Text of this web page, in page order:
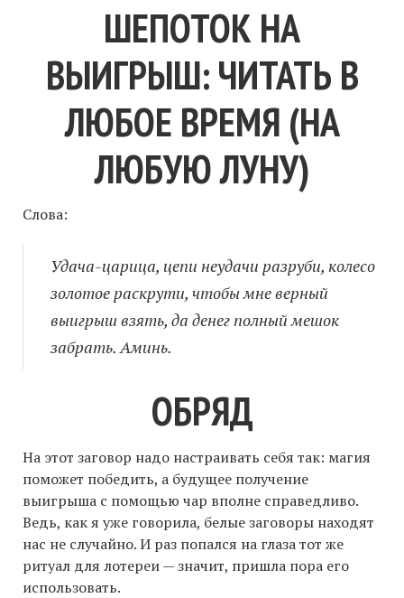
ШЕПОТОК НА
ВЫИГРЫШ: ЧИТАТЬ В
ЛЮБОЕ ВРЕМЯ (НА
ЛЮБУЮ ЛУНУ)
Слова:
Удача-царица, цепи неудачи разруби, колесо
золотое раскрути, чтобы мне верный
выигрыш взять, да денег полный мешок
забрать. Аминь.
ОБРЯД
На этот заговор надо настраивать себя так: магия
поможет победить, а будущее получение
выигрыша с помощью чар вполне справедливо.
Ведь, как я уже говорила, белые заговоры находят
нас не случайно. И раз попался на глаза тот же
ритуал для лотереи — значит, пришла пора его
использовать.